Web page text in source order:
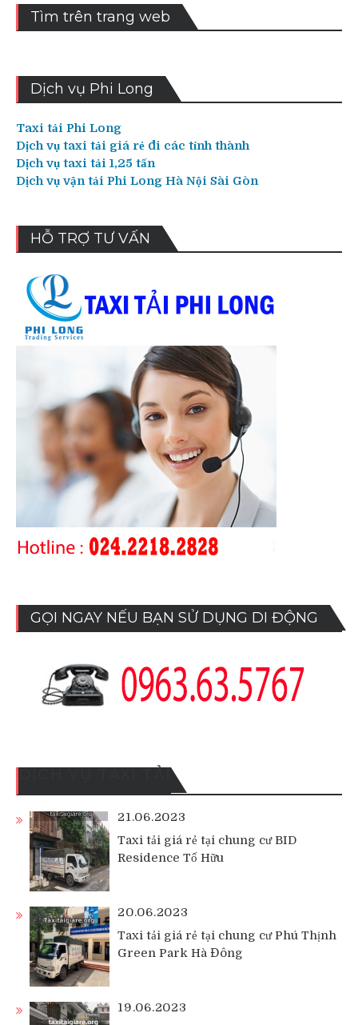
Tìm trên trang web
Dịch vụ Phi Long
Taxi tải Phi Long
Dịch vụ taxi tải giá rẻ đi các tỉnh thành
Dịch vụ taxi tải 1,25 tấn
Dịch vụ vận tải Phi Long Hà Nội Sài Gòn
HỖ TRỢ TƯ VẤN
GỌI NGAY NẾU BẠN SỬ DỤNG DI ĐỘNG
21.06.2023
Taxi tải giá rẻ tại chung cư BID
Residence Tố Hữu
20.06.2023
Taxi tải giá rẻ tại chung cư Phú Thịnh
Green Park Hà Đông
19.06.2023